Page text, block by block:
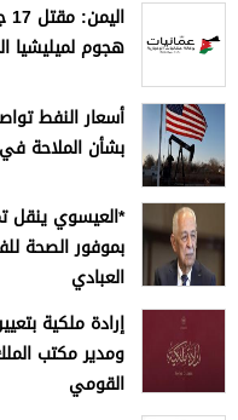
هجوم لميليشيا
أسعار النفط
بشأن الملاحة
*العيسوي ينقل
بموفور الصحة
العبادي
إرادة ملكية
ومدير مكتب
القومي